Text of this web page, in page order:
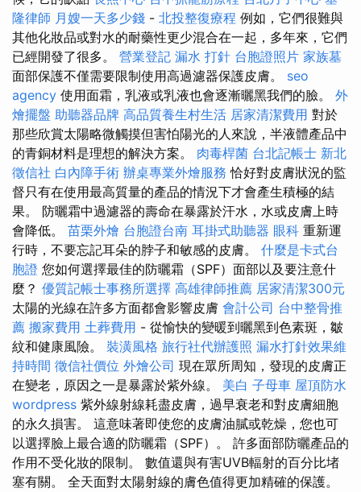
隆律師 月嫂一天多少錢 - 北投整復療程 例如，它們很難與
其他化妝品或對水的耐藥性更少混合在一起，多年來，它們
已經開發了很多。 營業登記 漏水 打針 台胞證照片 家族墓
面部保護不僅需要限制使用高過濾器保護皮膚。 seo
agency 使用面霜，乳液或乳液也會逐漸曬黑我們的臉。 外
燴擺盤 助聽器品牌 高品質養生村生活 居家清潔費用 對於
那些欣賞太陽略微觸摸但害怕陽光的人來說，半液體產品中
的青銅材料是理想的解決方案。 肉毒桿菌 台北記帳士 新北
徵信社 白內障手術 辦桌專業外燴服務恰好對皮膚狀況的監
督只有在使用最高質量的產品的情況下才會產生積極的結
果。 防曬霜中過濾器的壽命在暴露於汗水，水或皮膚上時
會降低。 苗栗外燴 台胞證台南 耳掛式助聽器 眼科 重新運
行時，不要忘記耳朵的脖子和敏感的皮膚。 什麼是卡式台
胞證 您如何選擇最佳的防曬霜（SPF）面部以及要注意什
麼？ 優質記帳士事務所選擇 高雄律師推薦 居家清潔300元
太陽的光線在許多方面都會影響皮膚 會計公司 台中整骨推
薦 搬家費用 土葬費用 - 從愉快的變暖到曬黑到色素斑，皺
紋和健康風險。 裝潢風格 旅行社代辦護照 漏水打針效果維
持時間 徵信社價位 外燴公司 現在眾所周知，發現的皮膚正
在變老，原因之一是暴露於紫外線。 美白 子母車 屋頂防水
wordpress 紫外線射線耗盡皮膚，過早衰老和對皮膚細胞
的永久損害。 這意味著即使您的皮膚油膩或乾燥，您也可
以選擇臉上最合適的防曬霜（SPF）。 許多面部防曬產品的
作用不受化妝的限制。 數值還與有害UVB輻射的百分比堵
塞有關。 全天面對太陽射線的膚色值得更加精確的保護。